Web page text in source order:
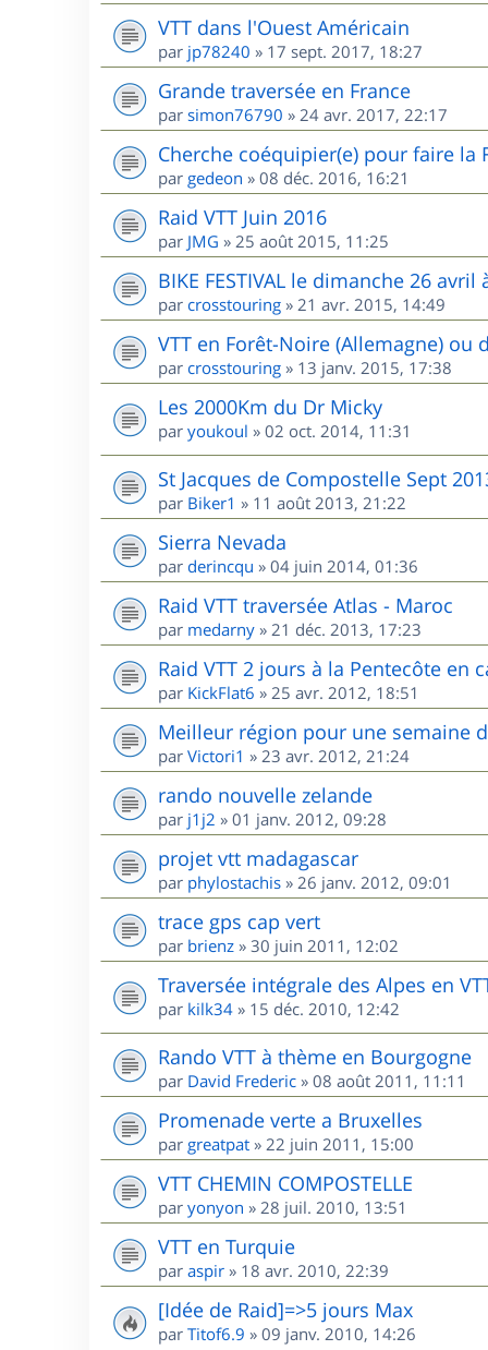
VTT dans l'Ouest Américain
par jp78240 » 17 sept. 2017, 18:27
Grande traversée en France
par simon76790 » 24 avr. 2017, 22:17
Cherche coéquipier(e) pour faire la
par gedeon » 08 déc. 2016, 16:21
Raid VTT Juin 2016
par JMG » 25 août 2015, 11:25
BIKE FESTIVAL le dimanche 26 avril
par crosstouring » 21 avr. 2015, 14:49
VTT en Forêt-Noire (Allemagne) ou
par crosstouring » 13 janv. 2015, 17:38
Les 2000Km du Dr Micky
par youkoul » 02 oct. 2014, 11:31
St Jacques de Compostelle Sept
par Biker1 » 11 août 2013, 21:22
Sierra Nevada
par derincqu » 04 juin 2014, 01:36
Raid VTT traversée Atlas - Maroc
par medarny » 21 déc. 2013, 17:23
Raid VTT 2 jours à la Pentecôte en
par KickFlat6 » 25 avr. 2012, 18:51
Meilleur région pour une semaine
par Victori1 » 23 avr. 2012, 21:24
rando nouvelle zelande
par j1j2 » 01 janv. 2012, 09:28
projet vtt madagascar
par phylostachis » 26 janv. 2012, 09:01
trace gps cap vert
par brienz » 30 juin 2011, 12:02
Traversée intégrale des Alpes en
par kilk34 » 15 déc. 2010, 12:42
Rando VTT à thème en Bourgogne
par David Frederic » 08 août 2011, 11:11
Promenade verte a Bruxelles
par greatpat » 22 juin 2011, 15:00
VTT CHEMIN COMPOSTELLE
par yonyon » 28 juil. 2010, 13:51
VTT en Turquie
par aspir » 18 avr. 2010, 22:39
[Idée de Raid]=>5 jours Max
par Titof6.9 » 09 janv. 2010, 14:26